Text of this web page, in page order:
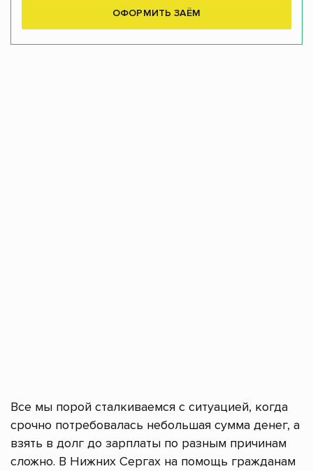
ОФОРМИТЬ ЗАЁМ
Все мы порой сталкиваемся с ситуацией, когда
срочно потребовалась небольшая сумма денег, а
взять в долг до зарплаты по разным причинам
сложно. В Нижних Сергах на помощь гражданам